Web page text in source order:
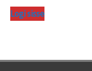
Logi sisse